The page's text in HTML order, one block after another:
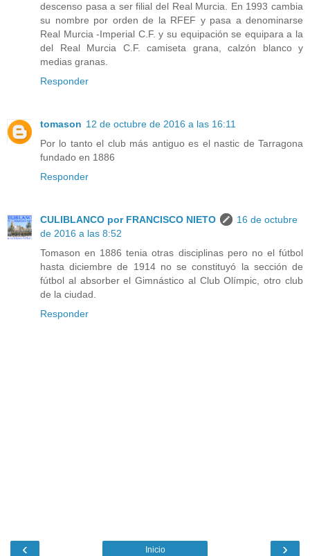
descenso pasa a ser filial del Real Murcia. En 1993 cambia
su nombre por orden de la RFEF y pasa a denominarse
Real Murcia -Imperial C.F. y su equipación se equipara a la
del Real Murcia C.F. camiseta grana, calzón blanco y
medias granas.
Responder
tomason 12 de octubre de 2016 a las 16:11
Por lo tanto el club más antiguo es el nastic de Tarragona
fundado en 1886
Responder
CULIBLANCO por FRANCISCO NIETO
16 de octubre
de 2016 a las 8:52
Tomason en 1886 tenia otras disciplinas pero no el fútbol
hasta diciembre de 1914 no se constituyó la sección de
fútbol al absorber el Gimnástico al Club Olímpic, otro club
de la ciudad.
Responder
‹ ›
Inicio